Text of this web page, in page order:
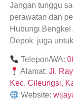
Jangan tunggu
perawatan dan
Hubungi
Depok juga
Telepon/WA:
Alamat:Jl.
Kec. Cileungsi,
Website: